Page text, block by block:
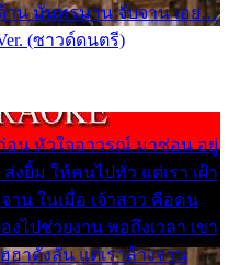
าน มันทรมาน จับจาน เอย…
(ซาวด์ดนตรี)
อน หัวใจอาวรณ์ มาซ่อน อยู่
งยิ้ม ให้คนไปทั่ว แต่เรา เฝ้า
าน ในเมื่อ เจ้าสาว คือคน
ไปช่วยงาน พอถึงเวลา เขา
ฮาดังลั่น แต่เราล้างจาน